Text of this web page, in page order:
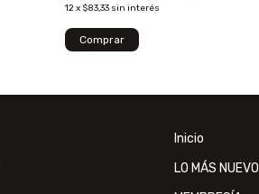
12x $83,33 sin interés
Inicio
LO MÁS NUEVO